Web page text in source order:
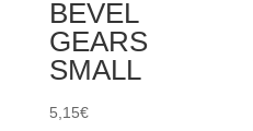
BEVEL
GEARS
SMALL
5,15€